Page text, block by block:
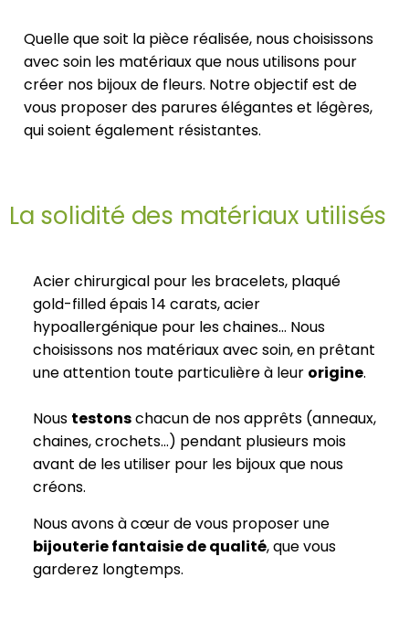
Quelle que soit la pièce réalisée, nous choisissons
avec soin les matériaux que nous utilisons pour
créer nos bijoux de fleurs. Notre objectif est de
vous proposer des parures élégantes et légères,
qui soient également résistantes.
La solidité des matériaux utilisés
Acier chirurgical pour les bracelets, plaqué
gold-filled épais 14 carats, acier
hypoallergénique pour les chaines… Nous
choisissons nos matériaux avec soin, en prêtant
une attention toute particulière à leur origine.
Nous testonschacun de nos apprêts (anneaux,
chaines, crochets…) pendant plusieurs mois
avant de les utiliser pour les bijoux que nous
créons.
Nous avons à cœur de vous proposer une
bijouterie fantaisie de qualité, que vous
garderez longtemps.